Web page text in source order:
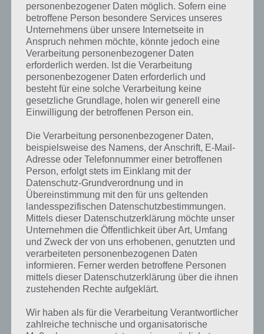
Kurze Begriffserklärung zur Lösung
Spukhaus
Spukhaus ist die Lösung für das tägliche Rätsel am 13, Oktober 2017
in 4 Bilder 1 Wort. Das Spukhaus passt daher natürlich perfekt zu
Halloween, doch welche Bedeutung hat dieses eigentlich?
Da wird es denn schonmal spannend, denn hättest du gewusst, dass
es das Spukhaus nichtmal im Duden gibt? Das hat auch mich
überrascht, denn von Spukhäusern hört man immer mal wieder,
Spukschlösser als verwandte Wortforum ebenfalls. Also bröseln wir
das Spukhaus mal in seine Bestandteile auf.
So besteht das Wort zum einen aus Spuk. Was ist Spuk? Hierbei
handelt es sich um einen unerklärlichen Vorgang. Dieser kann auch
personenbezogener Daten möglich. Sofern eine
betroffene Person besondere Services unseres
Unternehmens über unsere Internetseite in
Anspruch nehmen möchte, könnte jedoch eine
Verarbeitung personenbezogener Daten
erforderlich werden. Ist die Verarbeitung
personenbezogener Daten erforderlich und
besteht für eine solche Verarbeitung keine
gesetzliche Grundlage, holen wir generell eine
Einwilligung der betroffenen Person ein.
Die Verarbeitung personenbezogener Daten,
beispielsweise des Namens, der Anschrift, E-Mail-
Adresse oder Telefonnummer einer betroffenen
Person, erfolgt stets im Einklang mit der
Datenschutz-Grundverordnung und in
Übereinstimmung mit den für uns geltenden
landesspezifischen Datenschutzbestimmungen.
Mittels dieser Datenschutzerklärung möchte unser
Unternehmen die Öffentlichkeit über Art, Umfang
und Zweck der von uns erhobenen, genutzten und
verarbeiteten personenbezogenen Daten
informieren. Ferner werden betroffene Personen
mittels dieser Datenschutzerklärung über die ihnen
zustehenden Rechte aufgeklärt.
Wir haben als für die Verarbeitung Verantwortlicher
zahlreiche technische und organisatorische